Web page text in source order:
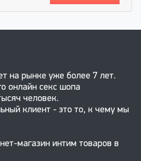
на рынке уже более 7 лет.
онлайн секс шопа
человек.
клиент - это то, к чему мы
магазин интим товаров в